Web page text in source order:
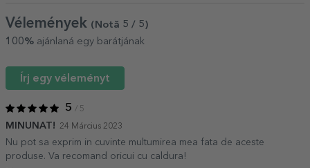
Vélemények (Notă 5 / 5 )
100% ajánlaná egy barátjának
Írj egy véleményt
5 / 5
MINUNAT! 24 Március 2023
Nu pot sa exprim in cuvinte multumirea mea fata de aceste
produse. Va recomand oricui cu caldura!